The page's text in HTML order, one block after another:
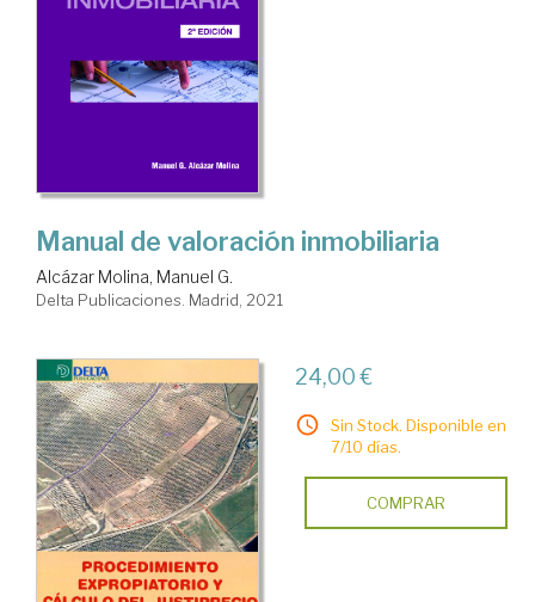
Manual de valoración inmobiliaria
Alcázar Molina, Manuel G.
Delta Publicaciones. Madrid, 2021
24,00 €
Sin Stock. Disponible en
7/10 días.
COMPRAR